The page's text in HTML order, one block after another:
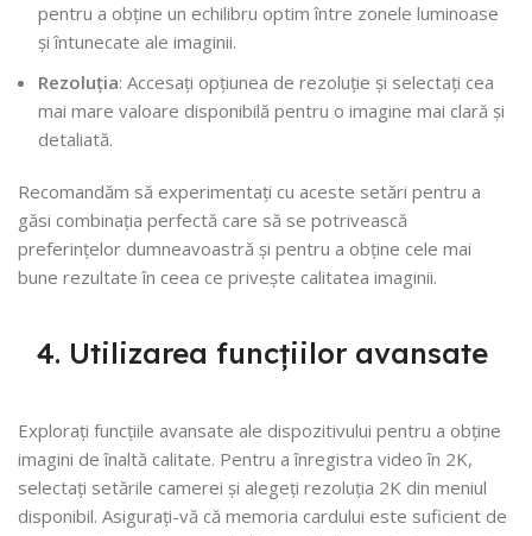
pentru a obține un echilibru optim între zonele luminoase
și întunecate ale imaginii.
Rezoluția: Accesați opțiunea de rezoluție și selectați cea
mai mare valoare disponibilă pentru o imagine mai clară și
detaliată.
Recomandăm să experimentați cu aceste setări pentru a
găsi combinația perfectă care să se potrivească
preferințelor dumneavoastră și pentru a obține cele mai
bune rezultate în ceea ce privește calitatea imaginii.
4. Utilizarea funcțiilor avansate
Explorați funcțiile avansate ale dispozitivului pentru a obține
imagini de înaltă calitate. Pentru a înregistra video în 2K,
selectați setările camerei și alegeți rezoluția 2K din meniul
disponibil. Asigurați-vă că memoria cardului este suficient de